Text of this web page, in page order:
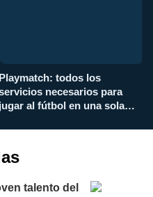
Playmatch: todos los
necesarios para
jugar al fútbol en una sola
talento del